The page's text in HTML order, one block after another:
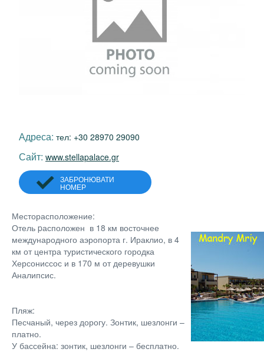
Адреса: тел: +30 28970 29090
Сайт: www.stellapalace.gr
ЗАБРОНЮВАТИ
НОМЕР
Месторасположение:
Отель pасположен в 18 км восточнее
международного аэропорта г. Ираклио, в 4
км от центра туристического городка
Херсониссос и в 170 м от деревушки
Аналипсис.
Пляж:
Песчаный, через дорогу. Зонтик, шезлонги –
платно.
У бассейна: зонтик, шезлонги – бесплатно.